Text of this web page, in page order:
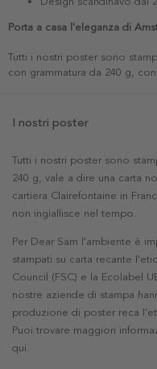
Porta a casa l'eleganza di
Tutti i nostri poster sono
con grammatura da 240 g,
I nostri poster
Tutti i nostri poster sono
240 g, vale a dire una carta
cartiera Clairefontaine in
non ingiallisce nel tempo.
Per Dear Sam l'ambiente è
stampati su carta recante
Council (FSC) e la Ecolabel
nostre aziende di stampa
produzione di poster reca
Puoi trovare maggiori
qui.